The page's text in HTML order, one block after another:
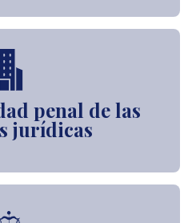
penal de las
jurídicas